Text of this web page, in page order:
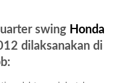
swing Honda
dilaksanakan di